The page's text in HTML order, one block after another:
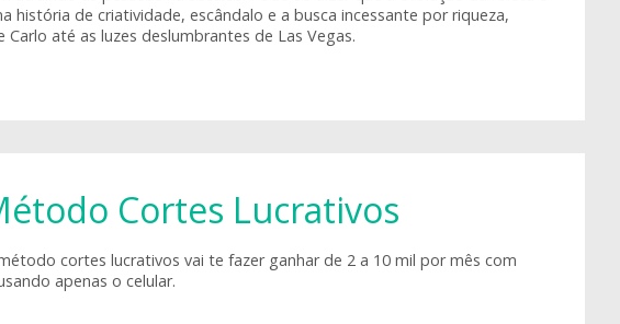
história de criatividade, escândalo e a busca incessante por riqueza,
até as luzes deslumbrantes de Las Vegas.
Cortes Lucrativos
cortes lucrativos vai te fazer ganhar de 2 a 10 mil por mês com
apenas o celular.